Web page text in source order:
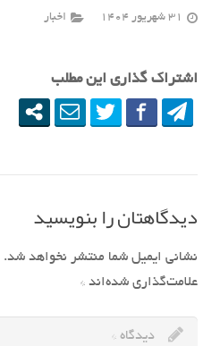
31 شهریور 1404 اخبار
اشتراک گذاری این مطلب
دیدگاهتان را بنویسید
نشانی ایمیل شما منتشر نخواهد شد.
علامت‌گذاری شده‌اند *